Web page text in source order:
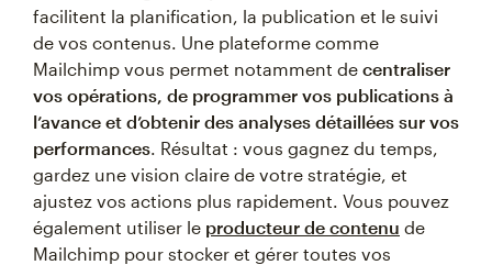
facilitent la planification, la publication et le suivi
de vos contenus. Une plateforme comme
Mailchimp vous permet notamment de centraliser
vos opérations, de programmer vos publications à
l’avance et d’obtenir des analyses détaillées sur vos
performances. Résultat : vous gagnez du temps,
gardez une vision claire de votre stratégie, et
ajustez vos actions plus rapidement. Vous pouvez
également utiliser le producteur de contenu de
Mailchimp pour stocker et gérer toutes vos